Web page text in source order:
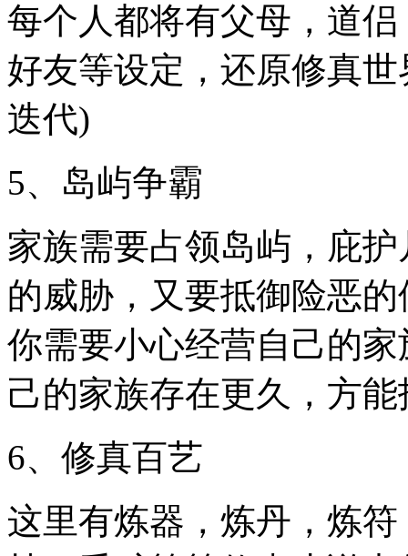
每个人都将有父母，道
好友等设定，还原修真
迭代)
5、岛屿争霸
家族需要占领岛屿，庇
的威胁，又要抵御险恶
你需要小心经营自己的
己的家族存在更久，方
6、修真百艺
这里有炼器，炼丹，炼